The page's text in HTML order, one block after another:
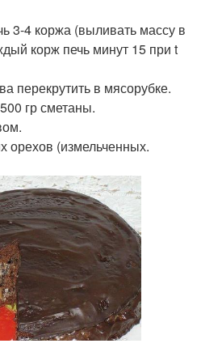
3-4 коржа (выливать массу в
корж печь минут 15 при t
перекрутить в мясорубке.
гр сметаны.
орехов (измельченных.